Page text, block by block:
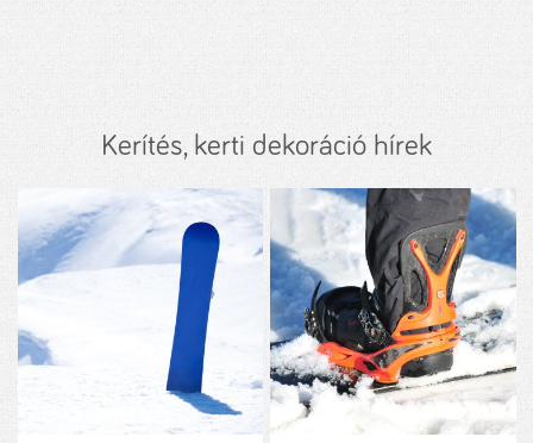
Kerítés, kerti dekoráció hírek